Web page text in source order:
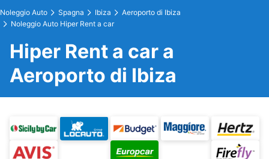
Noleggio Auto Spagna Ibiza
Aeroporto di Ibiza
Noleggio Auto Hiper Rent a car
Hiper Rent a car a
Aeroporto di Ibiza